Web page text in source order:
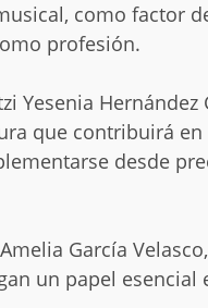
como factor
profesión.
Yesenia
que contribuirá
desde
García
un papel